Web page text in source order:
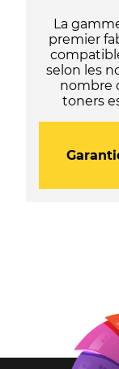
La
premier
selon les
nombre
toners